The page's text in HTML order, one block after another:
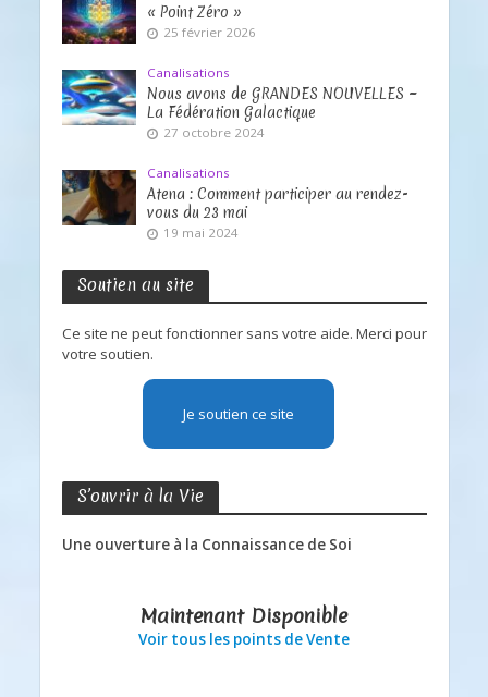
« Point Zéro »
25 février 2026
Canalisations
Nous avons de GRANDES NOUVELLES ~
La Fédération Galactique
27 octobre 2024
Canalisations
Atena : Comment participer au rendez-
vous du 23 mai
19 mai 2024
Soutien au site
Ce site ne peut fonctionner sans votre aide. Merci pour
votre soutien.
Je soutien ce site
S’ouvrir à la Vie
Une ouverture à la Connaissance de Soi
Maintenant Disponible
Voir tous les points de Vente